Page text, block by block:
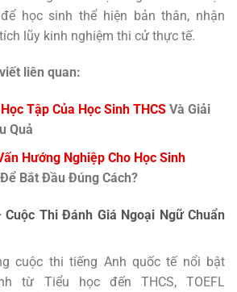
học sinh thể hiện bản thân, nhận
lũy kinh nghiệm thi cử thực tế.
liên quan:
Tập Của Học Sinh THCSVà Giải
Quả
Hướng Nghiệp Cho Học Sinh
Bắt Đầu Đúng Cách?
Cuộc Thi Đánh Giá Ngoại Ngữ Chuẩn
cuộc thi tiếng Anh quốc tế nổi bật
từ Tiểu học đến THCS, TOEFL